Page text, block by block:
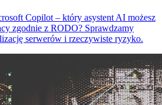
Copilot – który asystent AI możesz
zgodnie z RODO? Sprawdzamy
serwerów i rzeczywiste ryzyko.